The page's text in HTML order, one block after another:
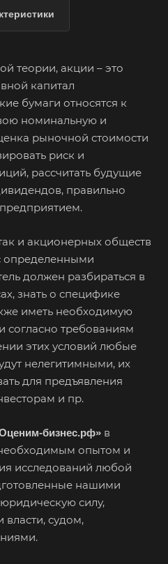
теории, акции – это
капитал
бумаги относятся к
номинальную и
рыночной стоимости
риск и
рассчитать будущие
правильно
и акционерных обществ
определенными
должен разбираться в
знать о специфике
иметь необходимую
согласно требованиям
этих условий любые
нелегитимными, их
для предъявления
и пр.
бизнес.рф» в
опытом и
исследований любой
нашими
силу,
судом,